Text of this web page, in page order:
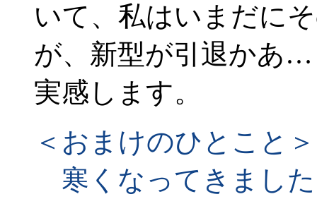
いて、私はいまだに
が、新型が引退かあ
実感します。
＜おまけのひとこと＞
寒くなってきまし